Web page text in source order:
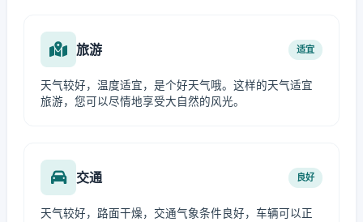
旅游 适宜
天气较好，温度适宜，是个好天气哦。这样的天气适宜
旅游，您可以尽情地享受大自然的风光。
交通 良好
天气较好，路面干燥，交通气象条件良好，车辆可以正